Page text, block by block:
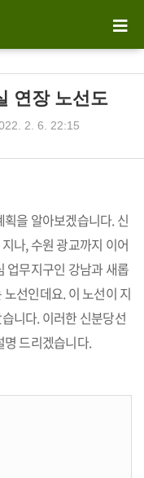
연장 노선도
2. 6. 22:15
을 알아보겠습니다. 신
나, 수원 광교까지 이어
업무지구인 강남과 새롭
선인데요. 이 노선이 지
니다. 이러한 신분당선
드리겠습니다.